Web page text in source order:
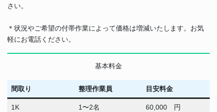
さい。
＊状況やご希望の付帯作業によって価格は増減いたします。お気
軽にお電話ください。
基本料金
間取り 整理作業員 目安料金
1K 1〜2名 60,000 円